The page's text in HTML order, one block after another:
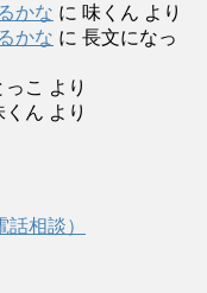
かな に 味くん より
かな に 長文になっ
っこ より
くん より
相談）